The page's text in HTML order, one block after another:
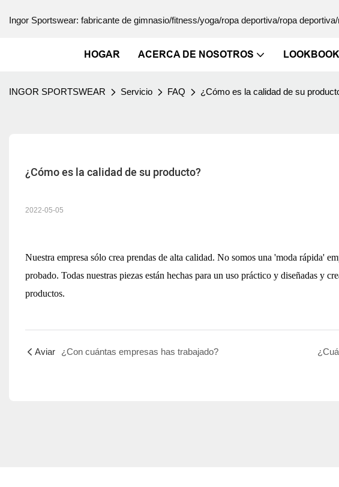
Ingor Sportswear: fabricante de gimnasio/fitness/yoga/ropa deportiva/ropa
HOGAR ACERCA DE NOSOTROS LOOKBOOK
INGOR SPORTSWEAR Servicio FAQ ¿Cómo es la calidad de su
¿Cómo es la calidad de su producto?
2022-05-05
Nuestra empresa sólo crea prendas de alta calidad. No somos una 'moda rápida'
probado. Todas nuestras piezas están hechas para un uso práctico y diseñadas y
productos.
Aviar ¿Con cuántas empresas has trabajado?